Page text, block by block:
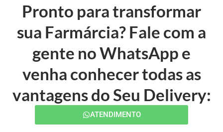
Pronto para transformar
sua Farmárcia? Fale com a
gente no WhatsApp e
venha conhecer todas as
vantagens do Seu Delivery:
ATENDIMENTO